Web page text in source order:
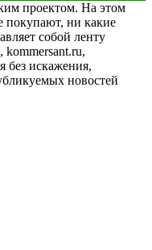
проектом. На этом
покупают, ни какие
собой ленту
kommersant.ru,
без искажения,
новостей